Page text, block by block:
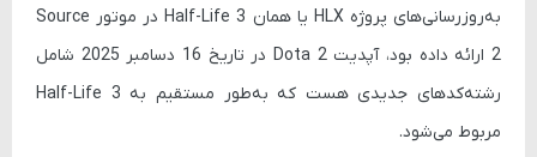
به‌روزرسانی‌های پروژه HLX یا همان
Half-Life 3در موتور Source
2ارائه داده بود، آپدیتDota 2
در تاریخ 16 دسامبر 2025 شامل
رشته‌کدهای جدیدی هست که به‌طور مستقیم به Half-Life 3
مربوط می‌شود.